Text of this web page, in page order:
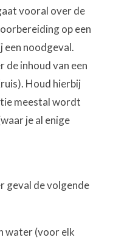
vooral over de
op een
een noodgeval.
inhoud van een
Houd hierbij
meestal wordt
je al enige
geval de volgende
water (voor elk